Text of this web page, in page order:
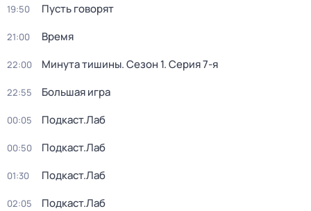
19:50 Пусть говорят
21:00 Время
22:00 Минута тишины. Сезон 1. Серия 7-я
22:55 Большая игра
00:05 Подкаст.Лаб
00:50 Подкаст.Лаб
01:30 Подкаст.Лаб
02:05 Подкаст.Лаб